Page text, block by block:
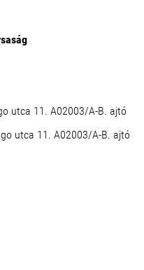
utca 11. A02003/A-B. ajtó
utca 11. A02003/A-B. ajtó